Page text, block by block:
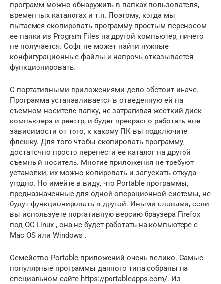
программ можно обнаружить в папках пользователя,
временных каталогах и т.п. Поэтому, когда мы
пытаемся скопировать программу простым переносом
ее папки из Program Files на другой компьютер, ничего
не получается. Софт не может найти нужные
конфигурационные файлы и напрочь отказывается
функционировать.
С портативными приложениями дело обстоит иначе.
Программа устанавливается в отведенную ей на
съемном носителе папку, не затрагивая жесткий диск
компьютера и реестр, и будет прекрасно работать вне
зависимости от того, к какому ПК вы подключите
флешку. Для того чтобы скопировать программу,
достаточно просто перенести ее каталог на другой
съемный носитель. Многие приложения не требуют
установки, их можно копировать и запускать откуда
угодно. Но имейте в виду, что Portable программы,
предназначенные для одной операционной системы, не
будут функционировать в другой. Иными словами, если
вы используете портативную версию браузера Firefox
под ОС Linux , она не будет работать на компьютере с
Mac OS или Windows .
Семейство Portable приложений очень велико. Самые
популярные программы данного типа собраны на
специальном сайте https://portableapps.com/. Из